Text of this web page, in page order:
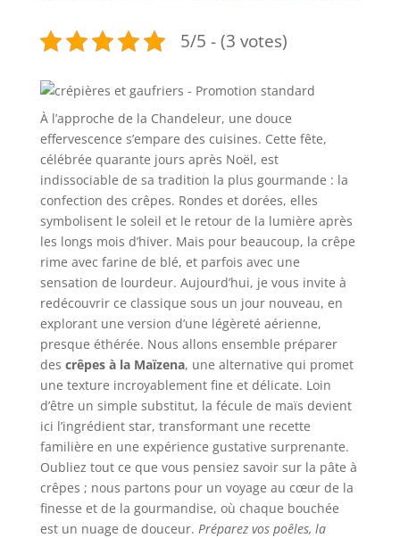
5/5 - (3 votes)
À l’approche de la Chandeleur, une douce
effervescence s’empare des cuisines. Cette fête,
célébrée quarante jours après Noël, est
indissociable de sa tradition la plus gourmande : la
confection des crêpes. Rondes et dorées, elles
symbolisent le soleil et le retour de la lumière après
les longs mois d’hiver. Mais pour beaucoup, la crêpe
rime avec farine de blé, et parfois avec une
sensation de lourdeur. Aujourd’hui, je vous invite à
redécouvrir ce classique sous un jour nouveau, en
explorant une version d’une légèreté aérienne,
presque éthérée. Nous allons ensemble préparer
des crêpes à la Maïzena, une alternative qui promet
une texture incroyablement fine et délicate. Loin
d’être un simple substitut, la fécule de maïs devient
ici l’ingrédient star, transformant une recette
familière en une expérience gustative surprenante.
Oubliez tout ce que vous pensiez savoir sur la pâte à
crêpes ; nous partons pour un voyage au cœur de la
finesse et de la gourmandise, où chaque bouchée
est un nuage de douceur. Préparez vos poêles, la